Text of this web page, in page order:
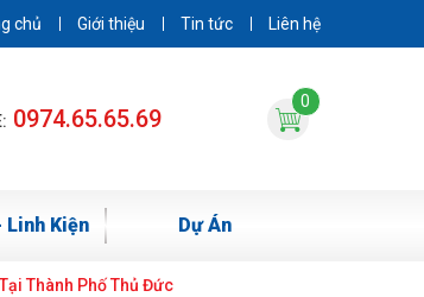
chủ Giới thiệu Tin tức Liên hệ
0974.65.65.69
0
Linh Kiện Dự Án
Thành Phố Thủ Đức